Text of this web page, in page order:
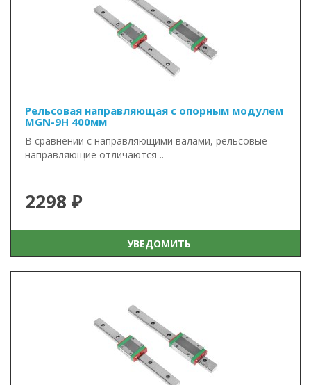
Рельсовая направляющая с опорным модулем
MGN-9H 400мм
В сравнении с направляющими валами, рельсовые
направляющие отличаются ..
2298 ₽
УВЕДОМИТЬ